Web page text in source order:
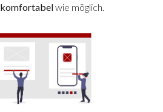
komfortabelwie möglich.